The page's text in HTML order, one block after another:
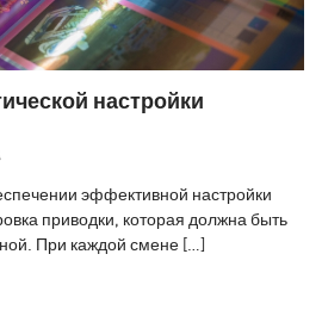
настройки
эффективной настройки
приводки, которая должна быть
При каждой смене […]